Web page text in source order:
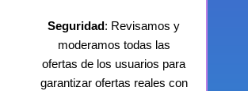
Seguridad: Revisamos y
moderamos todas las
ofertas de los usuarios para
garantizar ofertas reales con